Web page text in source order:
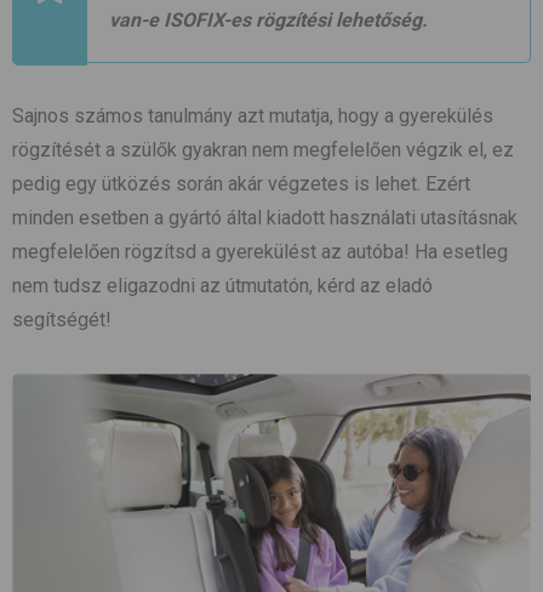
van-e ISOFIX-es rögzítési lehetőség.
Sajnos számos tanulmány azt mutatja, hogy a gyerekülés
rögzítését a szülők gyakran nem megfelelően végzik el, ez
pedig egy ütközés során akár végzetes is lehet. Ezért
minden esetben a gyártó által kiadott használati utasításnak
megfelelően rögzítsd a gyerekülést az autóba! Ha esetleg
nem tudsz eligazodni az útmutatón, kérd az eladó
segítségét!